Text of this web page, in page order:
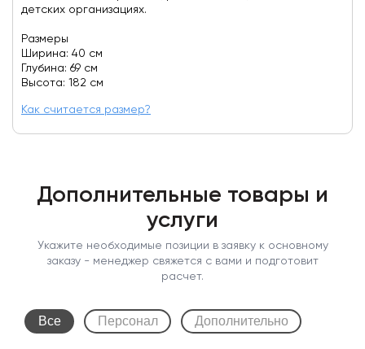
детских организациях.
Размеры
Ширина: 40 см
Глубина: 69 см
Высота: 182 см
Как считается размер?
Дополнительные товары и
услуги
Укажите необходимые позиции в заявку к основному
заказу - менеджер свяжется с вами и подготовит
расчет.
Все Персонал Дополнительно